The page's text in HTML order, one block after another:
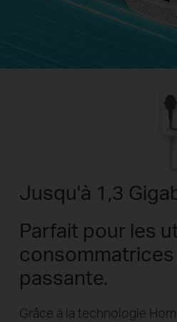
Jusqu'à 1,3
Parfait pour les
passante.
Grâce à la technologie